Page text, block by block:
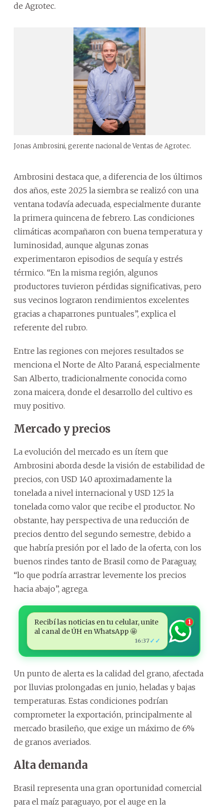
de Agrotec.
Jonas Ambrosini, gerente nacional de Ventas de Agrotec.
Ambrosini destaca que, a diferencia de los últimos
dos años, este 2025 la siembra se realizó con una
ventana todavía adecuada, especialmente durante
la primera quincena de febrero. Las condiciones
climáticas acompañaron con buena temperatura y
luminosidad, aunque algunas zonas
experimentaron episodios de sequía y estrés
térmico. “En la misma región, algunos
productores tuvieron pérdidas significativas, pero
sus vecinos lograron rendimientos excelentes
gracias a chaparrones puntuales”, explica el
referente del rubro.
Entre las regiones con mejores resultados se
menciona el Norte de Alto Paraná, especialmente
San Alberto, tradicionalmente conocida como
zona maicera, donde el desarrollo del cultivo es
muy positivo.
Mercado y precios
La evolución del mercado es un ítem que
Ambrosini aborda desde la visión de estabilidad de
precios, con USD 140 aproximadamente la
tonelada a nivel internacional y USD 125 la
tonelada como valor que recibe el productor. No
obstante, hay perspectiva de una reducción de
precios dentro del segundo semestre, debido a
que habría presión por el lado de la oferta, con los
buenos rindes tanto de Brasil como de Paraguay,
“lo que podría arrastrar levemente los precios
hacia abajo”, agrega.
Recibí las noticias en tu celular, unite
al canal de ÚH en WhatsApp 🤩
16:37 ✓✓
1
Un punto de alerta es la calidad del grano, afectada
por lluvias prolongadas en junio, heladas y bajas
temperaturas. Estas condiciones podrían
comprometer la exportación, principalmente al
mercado brasileño, que exige un máximo de 6%
de granos averiados.
Alta demanda
Brasil representa una gran oportunidad comercial
para el maíz paraguayo, por el auge en la